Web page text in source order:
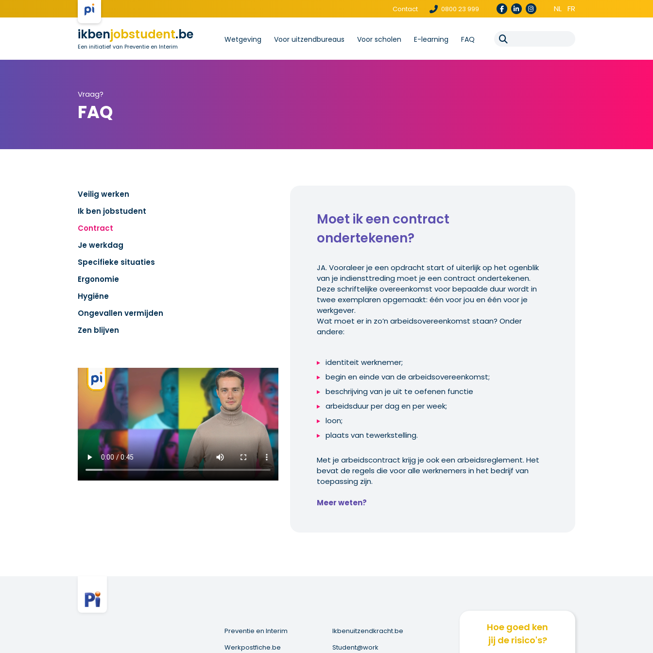
Contact 0800 23 999 NL FR
ikbenjobstudent.be
Een initiatief van Preventie en Interim
Wetgeving Voor uitzendbureaus Voor scholen E-learning FAQ
Vraag?
FAQ
Veilig werken
Ik ben jobstudent
Contract
Je werkdag
Specifieke situaties
Ergonomie
Hygiëne
Ongevallen vermijden
Zen blijven
Moet ik een contract
ondertekenen?
JA. Vooraleer je een opdracht start of uiterlijk op het ogenblik
van je indiensttreding moet je een contract ondertekenen.
Deze schriftelijke overeenkomst voor bepaalde duur wordt in
twee exemplaren opgemaakt: één voor jou en één voor je
werkgever.
Wat moet er in zo’n arbeidsovereenkomst staan? Onder
andere:
identiteit werknemer;
begin en einde van de arbeidsovereenkomst;
beschrijving van je uit te oefenen functie
arbeidsduur per dag en per week;
loon;
plaats van tewerkstelling.
Met je arbeidscontract krijg je ook een arbeidsreglement. Het
bevat de regels die voor alle werknemers in het bedrijf van
toepassing zijn.
Meer weten?
Preventie en Interim
Werkpostfiche.be
Ikbenuitzendkracht.be
Student@work
Hoe goed ken
jij de risico's?